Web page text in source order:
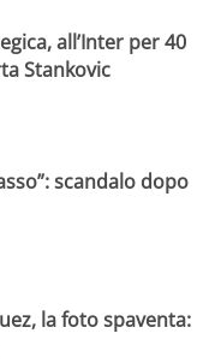
all’Inter per 40
Stankovic
scandalo dopo
la foto spaventa: